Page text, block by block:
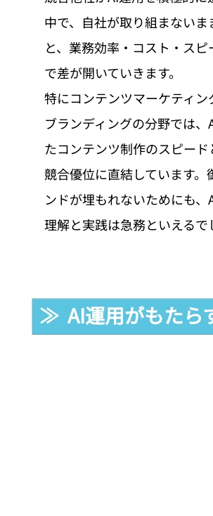
中で、自社が取り組まないま
と、業務効率・コスト・スピ
で差が開いていきます。
特にコンテンツマーケティン
ブランディングの分野では、
たコンテンツ制作のスピード
競合優位に直結しています。
ンドが埋もれないためにも、
理解と実践は急務といえるで
≫  AI運用がもたら